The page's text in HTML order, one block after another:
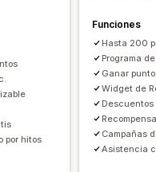
Activadores y reglas
por hitos
Funciones
Hasta 200
Programa
Ganar
Widget de
Campañas
Asistencia